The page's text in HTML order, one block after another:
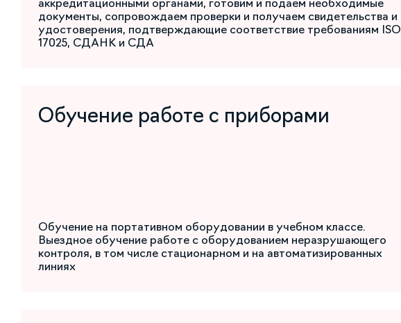
аккредитационными органами, готовим и подаем необходимые
документы, сопровождаем проверки и получаем свидетельства и
удостоверения, подтверждающие соответствие требованиям ISO
17025, СДАНК и СДА
Обучение работе с приборами
Обучение на портативном оборудовании в учебном классе.
Выездное обучение работе с оборудованием неразрушающего
контроля, в том числе стационарном и на автоматизированных
линиях